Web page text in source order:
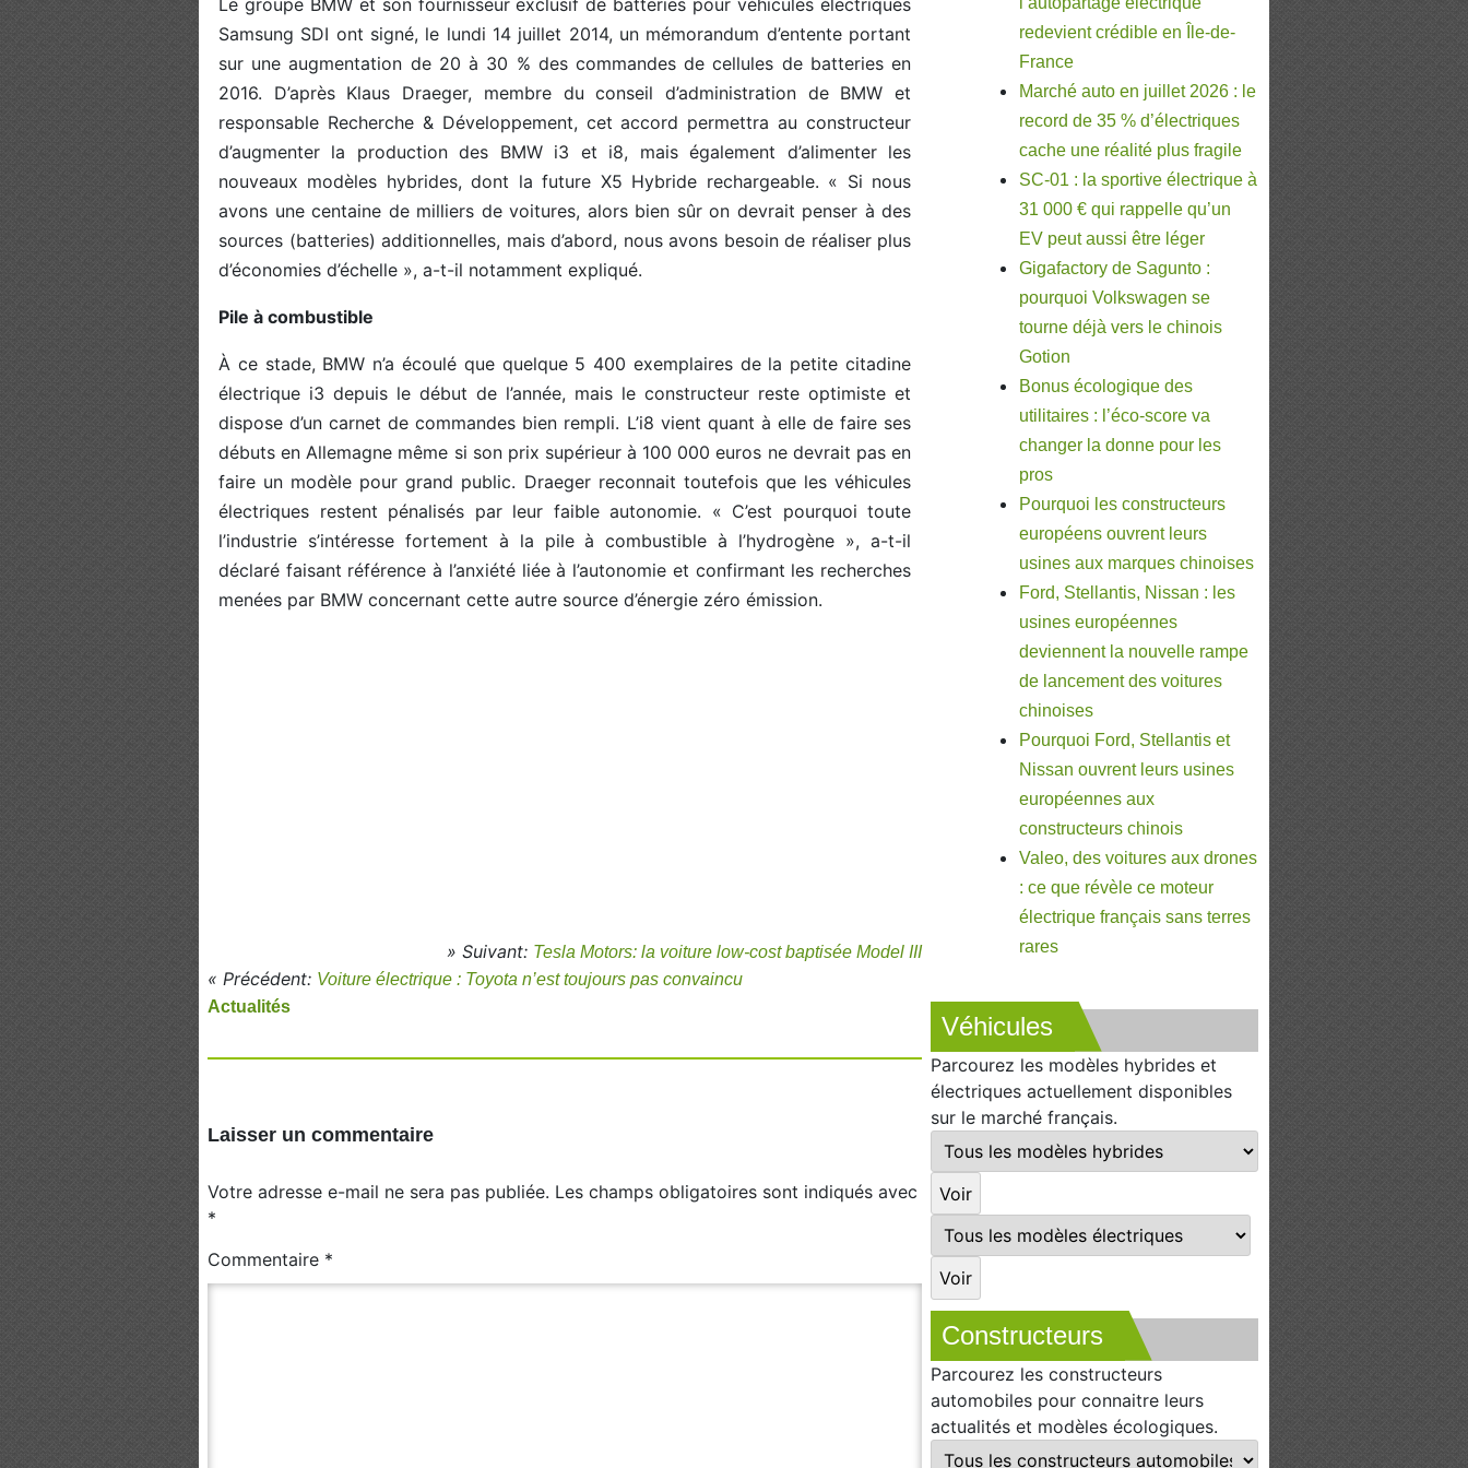
Samsung SDI ont signé, le lundi 14 juillet 2014, un mémorandum d’entente portant
sur une augmentation de 20 à 30 % des commandes de cellules de batteries en
2016. D’après Klaus Draeger, membre du conseil d’administration de BMW et
responsable Recherche & Développement, cet accord permettra au constructeur
d’augmenter la production des BMW i3 et i8, mais également d’alimenter les
nouveaux modèles hybrides, dont la future X5 Hybride rechargeable. « Si nous
avons une centaine de milliers de voitures, alors bien sûr on devrait penser à des
sources (batteries) additionnelles, mais d’abord, nous avons besoin de réaliser plus
d’économies d’échelle », a-t-il notamment expliqué.
Pile à combustible
À ce stade, BMW n’a écoulé que quelque 5 400 exemplaires de la petite citadine
électrique i3 depuis le début de l’année, mais le constructeur reste optimiste et
dispose d’un carnet de commandes bien rempli. L’i8 vient quant à elle de faire ses
débuts en Allemagne même si son prix supérieur à 100 000 euros ne devrait pas en
faire un modèle pour grand public. Draeger reconnait toutefois que les véhicules
électriques restent pénalisés par leur faible autonomie. « C’est pourquoi toute
l’industrie s’intéresse fortement à la pile à combustible à l’hydrogène », a-t-il
déclaré faisant référence à l’anxiété liée à l’autonomie et confirmant les recherches
menées par BMW concernant cette autre source d’énergie zéro émission.
» Suivant: Tesla Motors: la voiture low-cost baptisée Model III
« Précédent: Voiture électrique : Toyota n’est toujours pas convaincu
Actualités
Laisser un commentaire
Votre adresse e-mail ne sera pas publiée. Les champs obligatoires sont indiqués avec
*
Commentaire *
redevient crédible en Île-de-
France
Marché auto en juillet 2026 : le
record de 35 % d’électriques
cache une réalité plus fragile
SC-01 : la sportive électrique à
31 000 € qui rappelle qu’un
EV peut aussi être léger
Gigafactory de Sagunto :
pourquoi Volkswagen se
tourne déjà vers le chinois
Gotion
Bonus écologique des
utilitaires : l’éco-score va
changer la donne pour les
pros
Pourquoi les constructeurs
européens ouvrent leurs
usines aux marques chinoises
Ford, Stellantis, Nissan : les
usines européennes
deviennent la nouvelle rampe
de lancement des voitures
chinoises
Pourquoi Ford, Stellantis et
Nissan ouvrent leurs usines
européennes aux
constructeurs chinois
Valeo, des voitures aux drones
: ce que révèle ce moteur
électrique français sans terres
rares
Véhicules
Parcourez les modèles hybrides et
électriques actuellement disponibles
sur le marché français.
Constructeurs
Parcourez les constructeurs
automobiles pour connaitre leurs
actualités et modèles écologiques.